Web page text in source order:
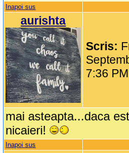
Inapoi sus
aurishta
Scris:
7:36 PM
mai asteapta...daca
nicaieri!
Inapoi sus